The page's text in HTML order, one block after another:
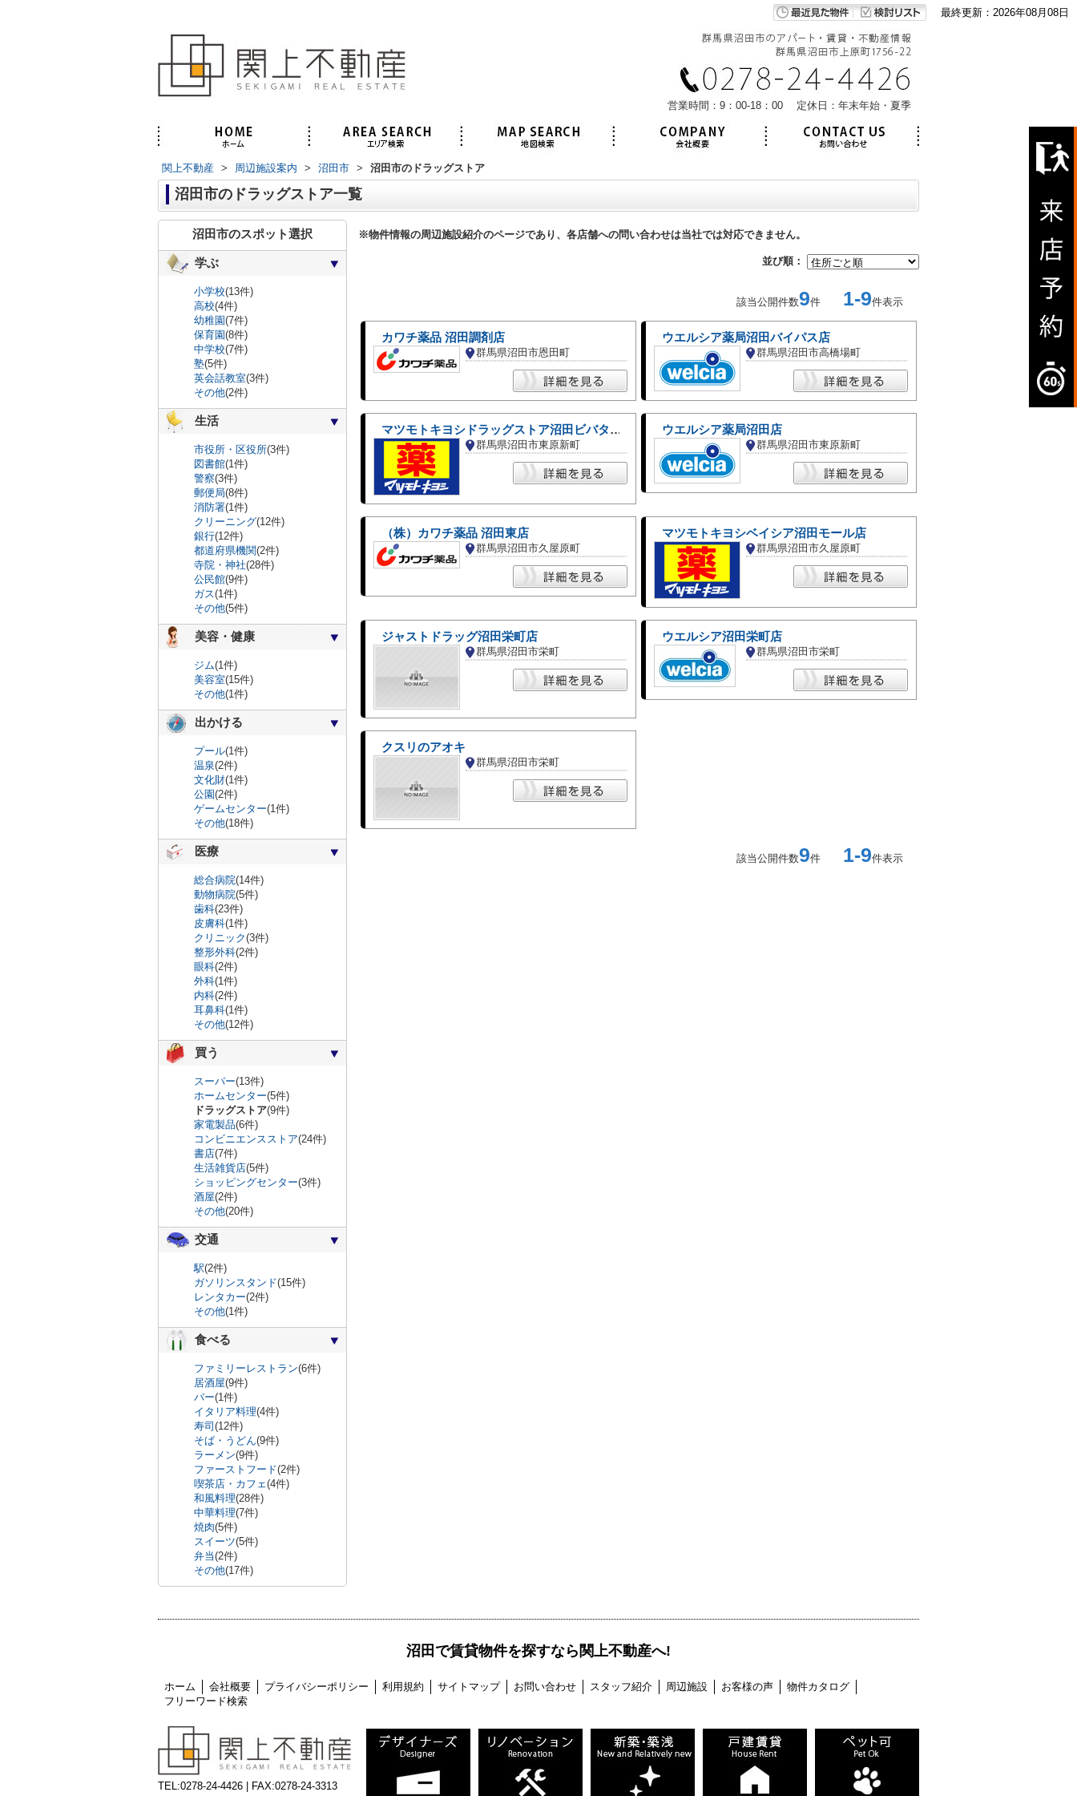
最終更新：2026年08月08日
営業時間：9：00-18：00 定休日：年末年始・夏季
関上不動産 > 周辺施設案内 > 沼田市 > 沼田市のドラッグストア
沼田市のドラッグストア一覧
※物件情報の周辺施設紹介のページであり、各店舗への問い合わせは当社では対応できません。
並び順：
該当公開件数9件 1-9件表示
カワチ薬品 沼田調剤店
群馬県沼田市恩田町
ウエルシア薬局沼田バイパス店
群馬県沼田市高橋場町
マツモトキヨシドラッグストア沼田ビバタウン店
群馬県沼田市東原新町
ウエルシア薬局沼田店
群馬県沼田市東原新町
（株）カワチ薬品 沼田東店
群馬県沼田市久屋原町
マツモトキヨシベイシア沼田モール店
群馬県沼田市久屋原町
ジャストドラッグ沼田栄町店
群馬県沼田市栄町
ウエルシア沼田栄町店
群馬県沼田市栄町
クスリのアオキ
群馬県沼田市栄町
該当公開件数9件 1-9件表示
沼田市のスポット選択
学ぶ
小学校(13件)
高校(4件)
幼稚園(7件)
保育園(8件)
中学校(7件)
塾(5件)
英会話教室(3件)
その他(2件)
生活
市役所・区役所(3件)
図書館(1件)
警察(3件)
郵便局(8件)
消防署(1件)
クリーニング(12件)
銀行(12件)
都道府県機関(2件)
寺院・神社(28件)
公民館(9件)
ガス(1件)
その他(5件)
美容・健康
ジム(1件)
美容室(15件)
その他(1件)
出かける
プール(1件)
温泉(2件)
文化財(1件)
公園(2件)
ゲームセンター(1件)
その他(18件)
医療
総合病院(14件)
動物病院(5件)
歯科(23件)
皮膚科(1件)
クリニック(3件)
整形外科(2件)
眼科(2件)
外科(1件)
内科(2件)
耳鼻科(1件)
その他(12件)
買う
スーパー(13件)
ホームセンター(5件)
ドラッグストア(9件)
家電製品(6件)
コンビニエンスストア(24件)
書店(7件)
生活雑貨店(5件)
ショッピングセンター(3件)
酒屋(2件)
その他(20件)
交通
駅(2件)
ガソリンスタンド(15件)
レンタカー(2件)
その他(1件)
食べる
ファミリーレストラン(6件)
居酒屋(9件)
バー(1件)
イタリア料理(4件)
寿司 (12件)
そば・うどん(9件)
ラーメン(9件)
ファーストフード(2件)
喫茶店・カフェ(4件)
和風料理(28件)
中華料理(7件)
焼肉(5件)
スイーツ(5件)
弁当(2件)
その他(17件)
沼田で賃貸物件を探すなら関上不動産へ!
ホーム 会社概要 プライバシーポリシー 利用規約 サイトマップ お問い合わせ スタッフ紹介 周辺施設 お客様の声
物件カタログ
フリーワード検索
TEL:0278-24-4426 | FAX:0278-24-3313